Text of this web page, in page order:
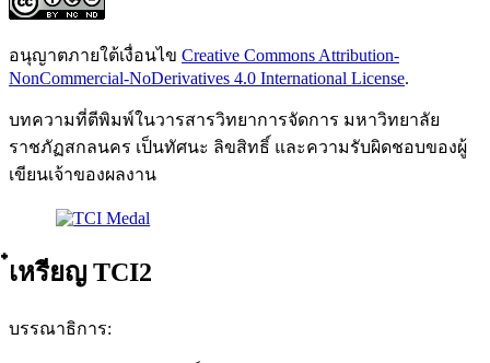
อนุญาตภายใต้เงื่อนไข Creative Commons Attribution-
NonCommercial-NoDerivatives 4.0 International License.
บทความที่ตีพิมพ์ในวารสารวิทยาการจัดการ มหาวิทยาลัย
ราชภัฏสกลนคร เป็นทัศนะ ลิขสิทธิ์ และความรับผิดชอบของผู้
เขียนเจ้าของผลงาน
๋เหรียญ TCI2
บรรณาธิการ: